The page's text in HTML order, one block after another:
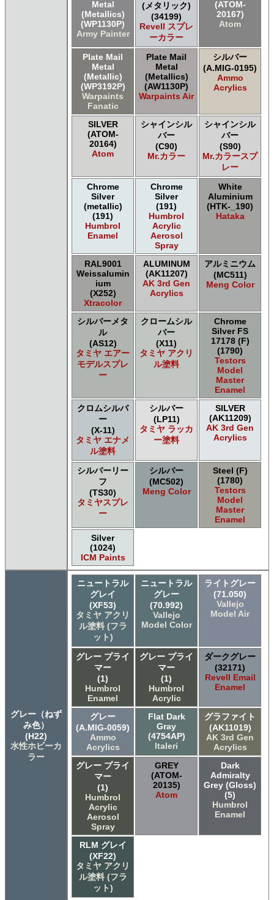
Metal
(Metallics)
(WP1130P)
Army Painter
(メタリック)
(34199)
Revell スプレ
ーカラー
(ATOM-
20167)
Atom
Plate Mail
Metal
(Metallic)
(WP3192P)
Warpaints
Fanatic
Plate Mail
Metal
(Metallics)
(AW1130P)
Warpaints Air
シルバー
(A.MIG-0195)
Ammo
Acrylics
SILVER
(ATOM-
20164)
Atom
シャインシル
バー
(C90)
Mr.カラー
シャインシル
バー
(S90)
Mr.カラースプ
レー
Chrome
Silver
(metallic)
(191)
Humbrol
Enamel
Chrome
Silver
(191)
Humbrol
Acrylic
Aerosol
Spray
White
Aluminium
(HTK-_190)
Hataka
RAL9001
Weissalumin
ium
(X252)
Xtracolor
ALUMINUM
(AK11207)
AK 3rd Gen
Acrylics
アルミニウム
(MC511)
Meng Color
シルバーメタ
ル
(AS12)
タミヤ エアー
モデルスプレ
ー
クロームシル
バー
(X11)
タミヤ アクリ
ル塗料
Chrome
Silver FS
17178 (F)
(1790)
Testors
Model
Master
Enamel
クロムシルバ
ー
(X-11)
タミヤ エナメ
ル塗料
シルバー
(LP11)
タミヤ ラッカ
ー塗料
SILVER
(AK11209)
AK 3rd Gen
Acrylics
シルバーリー
フ
(TS30)
タミヤスプレ
ー
シルバー
(MC502)
Meng Color
Steel (F)
(1780)
Testors
Model
Master
Enamel
Silver
(1024)
ICM Paints
グレー（ねず
み色）
(H22)
水性ホビーカ
ラー
ニュートラル
グレイ
(XF53)
タミヤ アクリ
ル塗料 (フラ
ット)
ニュートラル
グレー
(70.992)
Vallejo
Model Color
ライトグレー
(71.050)
Vallejo
Model Air
グレー プライ
マー
(1)
Humbrol
Enamel
グレー プライ
マー
(1)
Humbrol
Acrylic
ダークグレー
(32171)
Revell Email
Enamel
グレー
(A.MIG-0059)
Ammo
Acrylics
Flat Dark
Gray
(4754AP)
Italeri
グラファイト
(AK11019)
AK 3rd Gen
Acrylics
グレー プライ
マー
(1)
Humbrol
Acrylic
Aerosol
Spray
GREY
(ATOM-
20135)
Atom
Dark
Admiralty
Grey (Gloss)
(5)
Humbrol
Enamel
RLM グレイ
(XF22)
タミヤ アクリ
ル塗料 (フラ
ット)